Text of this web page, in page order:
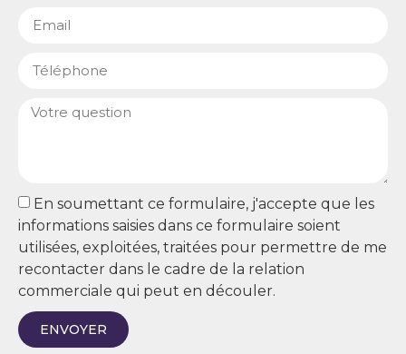
En soumettant ce formulaire, j'accepte que les
informations saisies dans ce formulaire soient
utilisées, exploitées, traitées pour permettre de me
recontacter dans le cadre de la relation
commerciale qui peut en découler.
ENVOYER